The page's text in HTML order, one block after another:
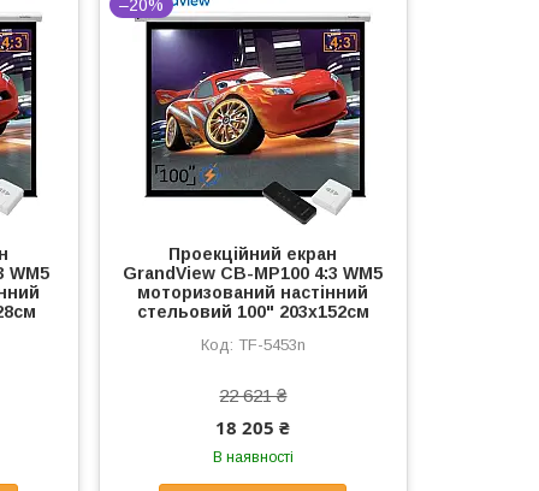
WM5
–20%
Проекційний екран
GrandView CB-MP100 4:3 WM5
моторизований настінний
стельовий 100" 203x152см
TF-5453n
22 621 ₴
18 205 ₴
В наявності